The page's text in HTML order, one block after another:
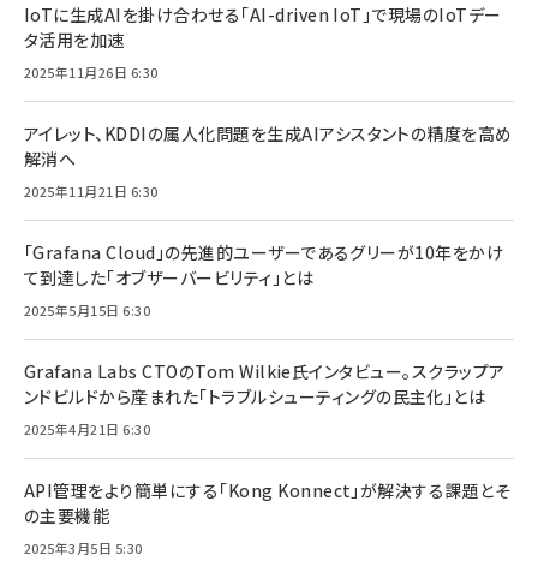
IoTに生成AIを掛け合わせる「AI-driven IoT」で現場のIoTデー
タ活用を加速
2025年11月26日 6:30
アイレット、KDDIの属人化問題を生成AIアシスタントの精度を高め
解消へ
2025年11月21日 6:30
「Grafana Cloud」の先進的ユーザーであるグリーが10年をかけ
て到達した「オブザーバービリティ」とは
2025年5月15日 6:30
Grafana Labs CTOのTom Wilkie氏インタビュー。スクラップア
ンドビルドから産まれた「トラブルシューティングの民主化」とは
2025年4月21日 6:30
API管理をより簡単にする「Kong Konnect」が解決する課題とそ
の主要機能
2025年3月5日 5:30